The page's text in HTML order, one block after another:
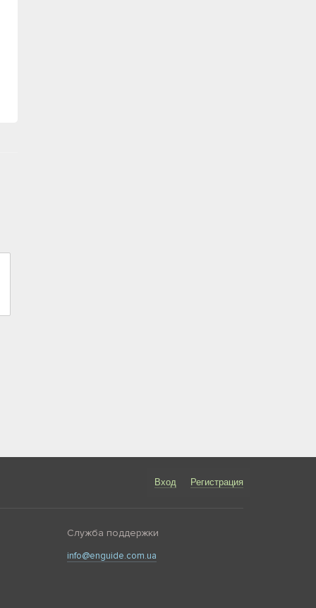
Вход Регистрация
Служба поддержки
info@enguide.com.ua